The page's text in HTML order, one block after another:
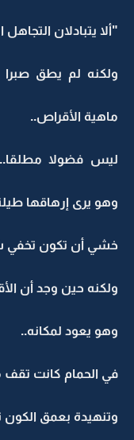
"ألا يتبادلان التجاهل
ولكنه لم يطق صبرا
ماهية الأقراص..
ليس فضولا
وهو يرى إرهاقها
خشي أن تكون تخفي
ولكنه حين وجد أن
وهو يعود لمكانه..
في الحمام كانت
وتنهيدة بعمق الكون